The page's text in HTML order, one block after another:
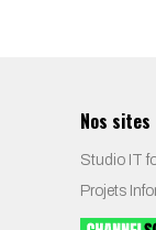
Nos sites
Studio IT
Projets